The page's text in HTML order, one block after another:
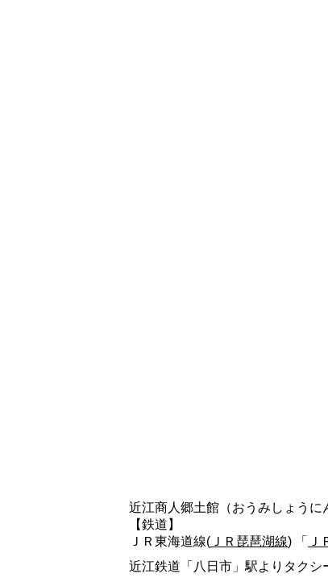
近江商人郷土館（おうみしょうに
【鉄道】
ＪＲ東海道線( ＪＲ琵琶湖線) 「
近江鉄道「八日市」駅よりタク